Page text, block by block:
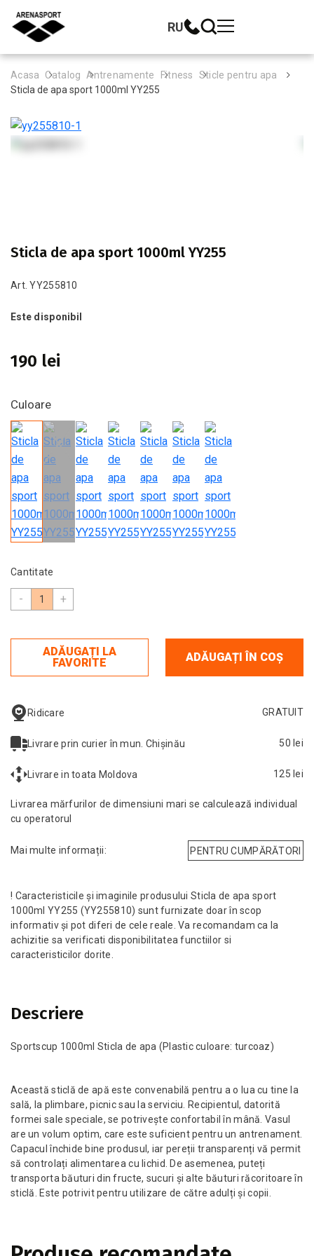
RU
Acasa Catalog Antrenamente Fitness
Sticle pentru apa
Sticla de apa sport 1000ml YY255
Sticla de apa sport 1000ml YY255
Art. YY255810
Este disponibil
190 lei
Culoare
Cantitate
- +
ADĂUGAȚI LA
FAVORITE
ADĂUGAȚI ÎN COȘ
Ridicare GRATUIT
Livrare prin curier în mun. Chișinău 50 lei
Livrare in toata Moldova 125 lei
Livrarea mărfurilor de dimensiuni mari se calculează individual
cu operatorul
Mai multe informații: PENTRU CUMPĂRĂTORI
! Caracteristicile și imaginile produsului Sticla de apa sport
1000ml YY255 (YY255810) sunt furnizate doar în scop
informativ și pot diferi de cele reale. Va recomandam ca la
achizitie sa verificati disponibilitatea functiilor si
caracteristicilor dorite.
Descriere
Sportscup 1000ml Sticla de apa (Plastic culoare: turcoaz)
Această sticlă de apă este convenabilă pentru a o lua cu tine la
sală, la plimbare, picnic sau la serviciu. Recipientul, datorită
formei sale speciale, se potrivește confortabil în mână. Vasul
are un volum optim, care este suficient pentru un antrenament.
Capacul închide bine produsul, iar pereții transparenți vă permit
să controlați alimentarea cu lichid. De asemenea, puteți
transporta băuturi din fructe, sucuri și alte băuturi răcoritoare în
sticlă. Este potrivit pentru utilizare de către adulți și copii.